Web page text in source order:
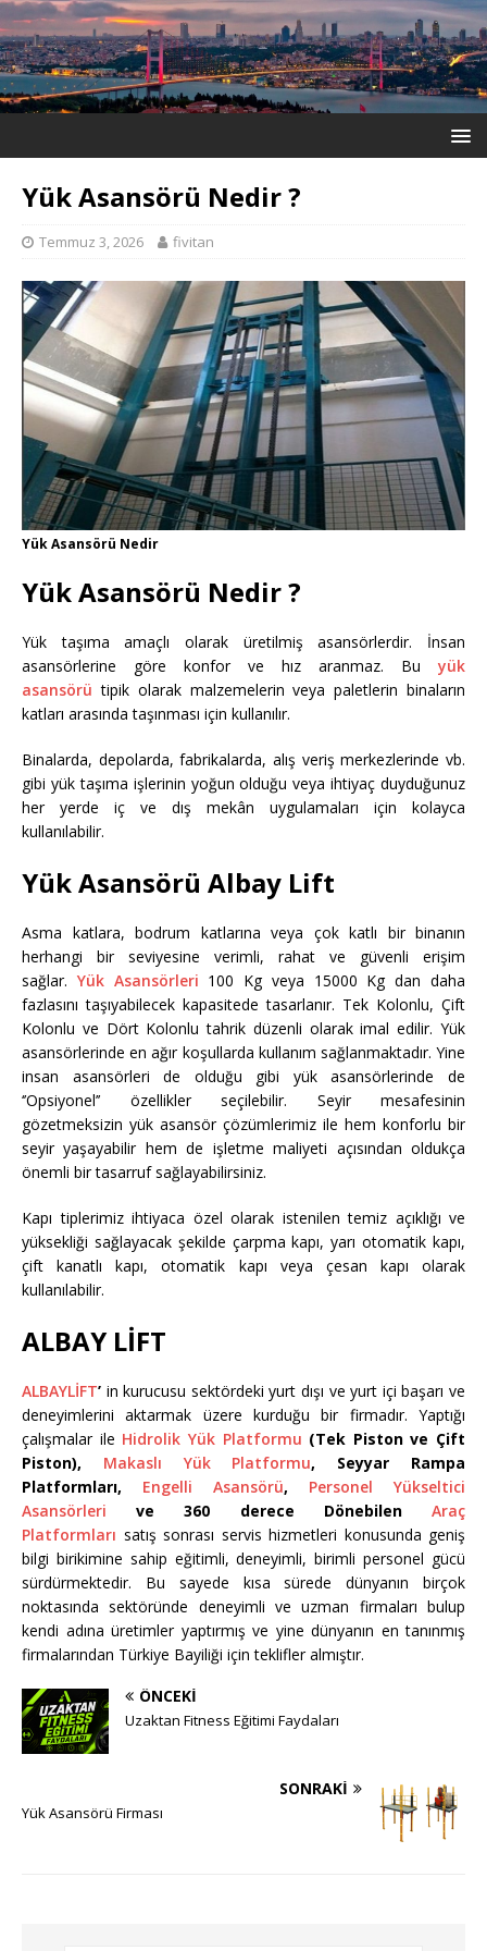
Yük Asansörü Nedir ?
Temmuz 3, 2026 fivitan
Yük Asansörü Nedir
Yük Asansörü Nedir ?
Yük taşıma amaçlı olarak üretilmiş asansörlerdir. İnsan
asansörlerine göre konfor ve hız aranmaz. Bu yük
asansörü tipik olarak malzemelerin veya paletlerin binaların
katları arasında taşınması için kullanılır.
Binalarda, depolarda, fabrikalarda, alış veriş merkezlerinde vb.
gibi yük taşıma işlerinin yoğun olduğu veya ihtiyaç duyduğunuz
her yerde iç ve dış mekân uygulamaları için kolayca
kullanılabilir.
Yük Asansörü Albay Lift
Asma katlara, bodrum katlarına veya çok katlı bir binanın
herhangi bir seviyesine verimli, rahat ve güvenli erişim
sağlar. Yük Asansörleri 100 Kg veya 15000 Kg dan daha
fazlasını taşıyabilecek kapasitede tasarlanır. Tek Kolonlu, Çift
Kolonlu ve Dört Kolonlu tahrik düzenli olarak imal edilir. Yük
asansörlerinde en ağır koşullarda kullanım sağlanmaktadır. Yine
insan asansörleri de olduğu gibi yük asansörlerinde de
‘’Opsiyonel’’ özellikler seçilebilir. Seyir mesafesinin
gözetmeksizin yük asansör çözümlerimiz ile hem konforlu bir
seyir yaşayabilir hem de işletme maliyeti açısından oldukça
önemli bir tasarruf sağlayabilirsiniz.
Kapı tiplerimiz ihtiyaca özel olarak istenilen temiz açıklığı ve
yüksekliği sağlayacak şekilde çarpma kapı, yarı otomatik kapı,
çift kanatlı kapı, otomatik kapı veya çesan kapı olarak
kullanılabilir.
ALBAY LİFT
ALBAYLİFT’ in kurucusu sektördeki yurt dışı ve yurt içi başarı ve
deneyimlerini aktarmak üzere kurduğu bir firmadır. Yaptığı
çalışmalar ile Hidrolik Yük Platformu (Tek Piston ve Çift
Piston), Makaslı Yük Platformu, Seyyar Rampa
Platformları, Engelli Asansörü, Personel Yükseltici
Asansörleri ve 360 derece Dönebilen Araç
Platformları satış sonrası servis hizmetleri konusunda geniş
bilgi birikimine sahip eğitimli, deneyimli, birimli personel gücü
sürdürmektedir. Bu sayede kısa sürede dünyanın birçok
noktasında sektöründe deneyimli ve uzman firmaları bulup
kendi adına üretimler yaptırmış ve yine dünyanın en tanınmış
firmalarından Türkiye Bayiliği için teklifler almıştır.
ÖNCEKI
Uzaktan Fitness Eğitimi Faydaları
SONRAKI
Yük Asansörü Firması